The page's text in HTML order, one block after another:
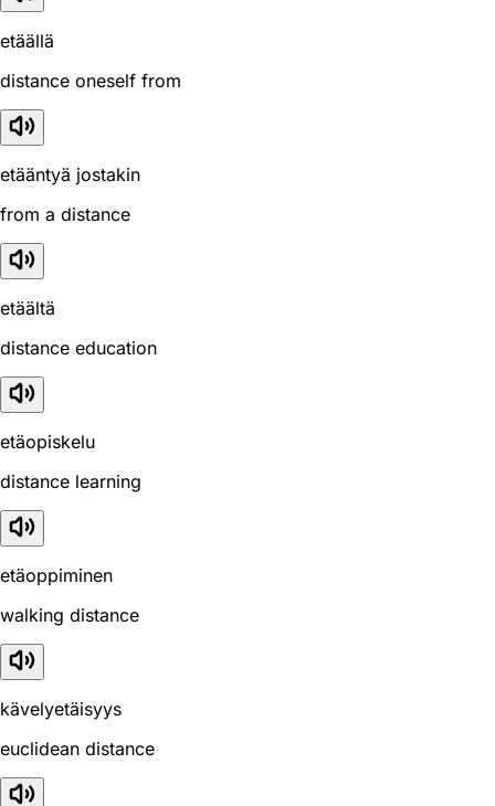
etäällä
distance oneself from
etääntyä jostakin
from a distance
etäältä
distance education
etäopiskelu
distance learning
etäoppiminen
walking distance
kävelyetäisyys
euclidean distance